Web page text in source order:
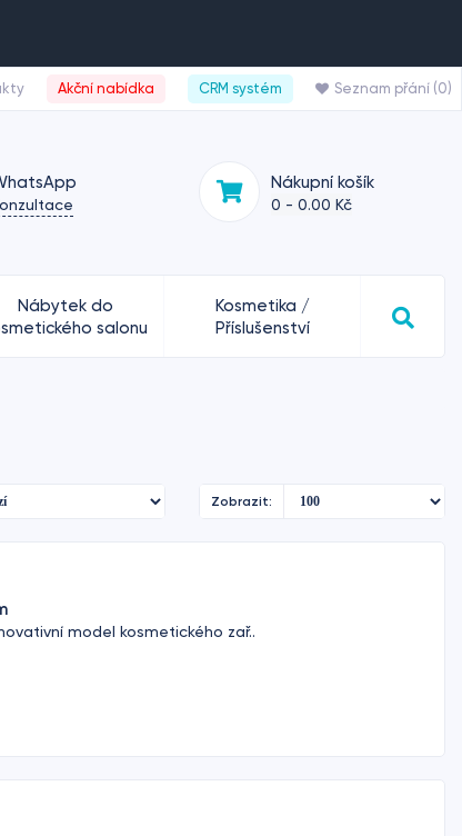
Akční nabídka CRM systém Seznam přání (0)
Nákupní košík
0 - 0.00 Kč
Nábytek do
salonu
Kosmetika /
Příslušenství
Zobrazit:
model kosmetického zař..